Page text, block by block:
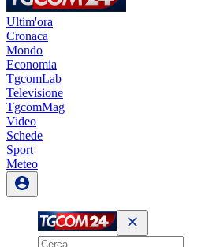
Ultim'ora
Cronaca
Mondo
Economia
TgcomLab
Televisione
TgcomMag
Video
Schede
Sport
Meteo